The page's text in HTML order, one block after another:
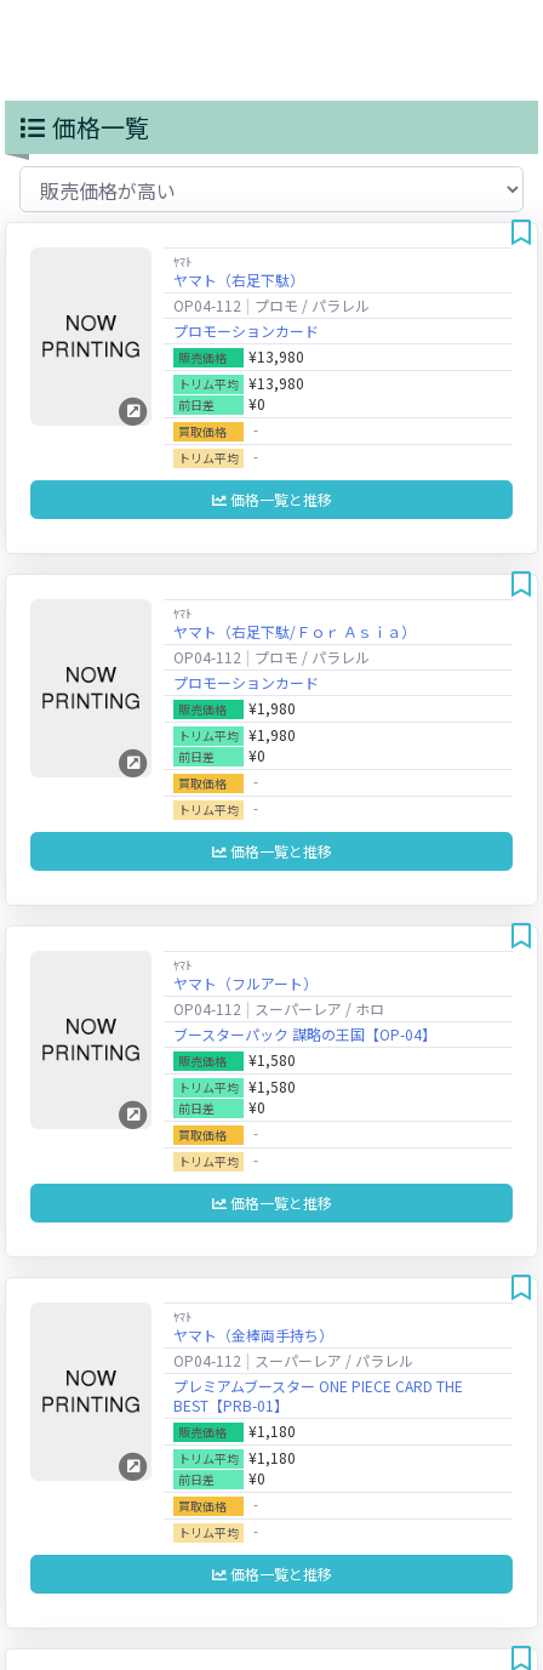
価格一覧
ﾔﾏﾄ
ヤマト（右足下駄）
OP04-112
プロモ / パラレル
プロモーションカード
販売価格 ¥13,980
トリム平均 ¥13,980
前日差 ¥0
買取価格 ‐
トリム平均 ‐
価格一覧と推移
ﾔﾏﾄ
ヤマト（右足下駄/Ｆｏｒ Ａｓｉａ）
OP04-112
プロモ / パラレル
プロモーションカード
販売価格 ¥1,980
トリム平均 ¥1,980
前日差 ¥0
買取価格 ‐
トリム平均 ‐
価格一覧と推移
ﾔﾏﾄ
ヤマト（フルアート）
OP04-112
スーパーレア / ホロ
ブースターパック 謀略の王国【OP-04】
販売価格 ¥1,580
トリム平均 ¥1,580
前日差 ¥0
買取価格 ‐
トリム平均 ‐
価格一覧と推移
ﾔﾏﾄ
ヤマト（金棒両手持ち）
OP04-112
スーパーレア / パラレル
プレミアムブースター ONE PIECE CARD THE
BEST【PRB-01】
販売価格 ¥1,180
トリム平均 ¥1,180
前日差 ¥0
買取価格 ‐
トリム平均 ‐
価格一覧と推移